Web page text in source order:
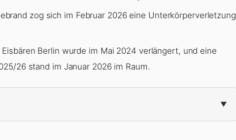
zog sich im Februar 2026 eine Unterkörperverletzung
Berlin wurde im Mai 2024 verlängert, und eine
26 stand im Januar 2026 im Raum.